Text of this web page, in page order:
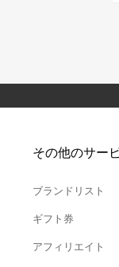
その他のサー
ブランドリスト
ギフト券
アフィリエイト